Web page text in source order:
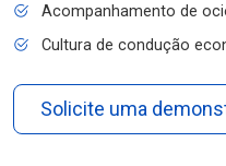
Acompanhamento de
Cultura de condução
Solicite uma